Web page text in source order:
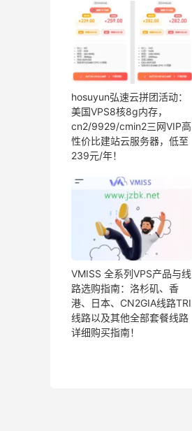
hosuyun弘速云拼团活动：
美国VPS8核8g内存，
cn2/9929/cmin2三网VIP高
性价比建站云服务器，低至
239元/年！
VMISS 全系列VPS产品与线
路选购指南：洛杉矶、香
港、日本、CN2GIA线路TRI
线路以及其他全部套餐线路
详细购买指南！